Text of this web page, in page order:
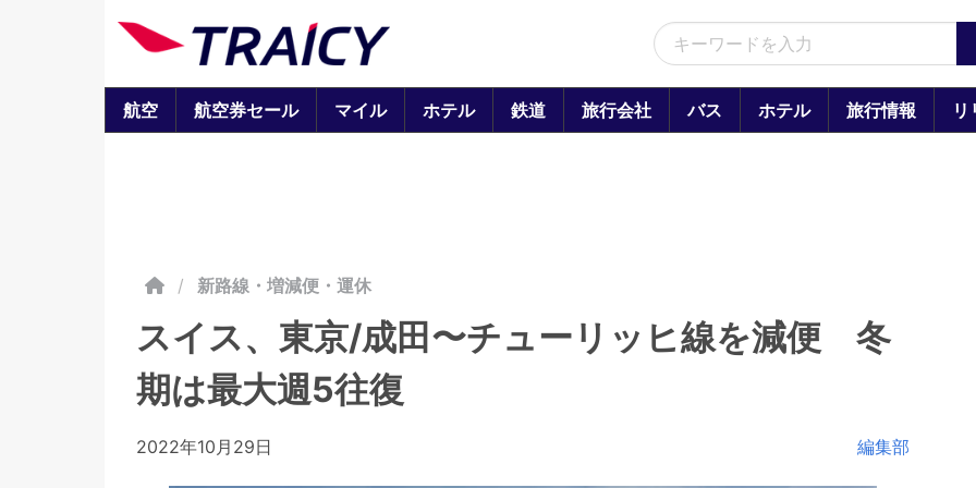
航空 航空券セール マイル ホテル 鉄道 旅行会社 バス ホテル 旅行情報 リ
/ 新路線・増減便・運休
スイス、東京/成田〜チューリッヒ線を減便 冬
期は最大週5往復
2022年10月29日 編集部